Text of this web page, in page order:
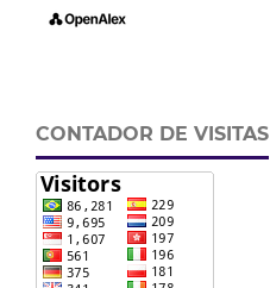
CONTADOR DE VISITAS